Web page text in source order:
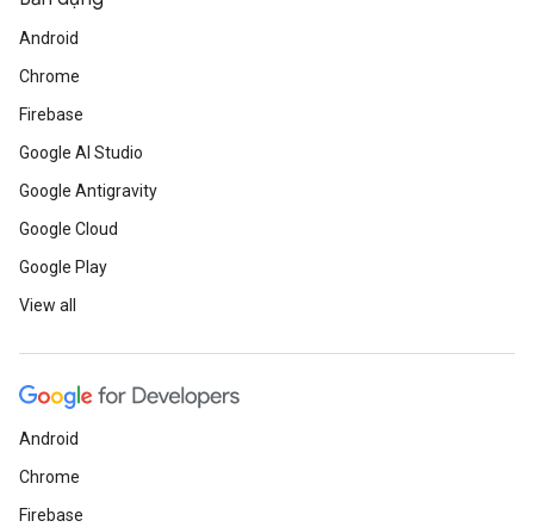
Android
Chrome
Firebase
Google AI Studio
Google Antigravity
Google Cloud
Google Play
View all
Android
Chrome
Firebase